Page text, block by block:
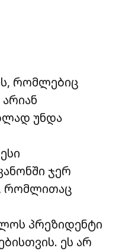
რომლებიც
უნდა
ჯერ
რომლითაც
პრეზიდენტი
ეს არ